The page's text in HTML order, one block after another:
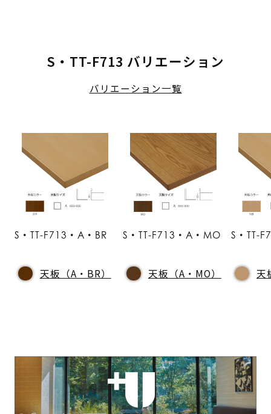
S・TT-F713 バリエーション
バリエーション一覧
S・TT-F713・A・BR
天板（A・BR）
S・TT-F713・A・MO
天板（A・MO）
S・TT-
天